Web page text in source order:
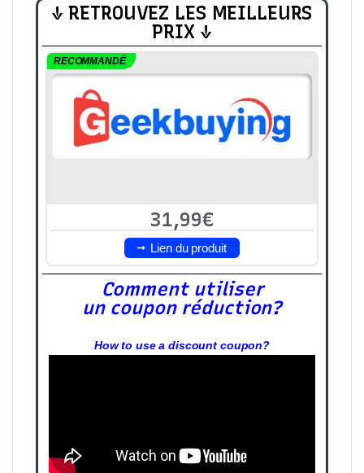
↓ RETROUVEZ LES MEILLEURS
PRIX ↓
RECOMMANDÉ
31,99€
Lien du produit
Comment utiliser
un coupon réduction?
How to use a discount coupon?